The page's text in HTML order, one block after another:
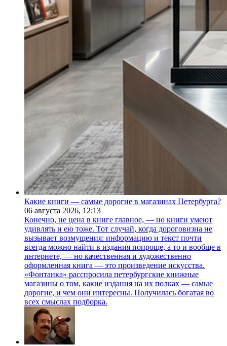
Какие книги — самые дорогие в магазинах Петербурга?
06 августа 2026, 12:13
Конечно, не цена в книге главное, — но книги умеют
удивлять и ею тоже. Тот случай, когда дороговизна не
вызывает возмущения: информацию и текст почти
всегда можно найти в издания попроще, а то и вообще в
интернете, — но качественная и художественно
оформленная книга — это произведение искусства.
«Фонтанка» расспросила петербургские книжные
магазины о том, какие издания на их полках — самые
дорогие, и чем они интересны. Получилась богатая во
всех смыслах подборка.